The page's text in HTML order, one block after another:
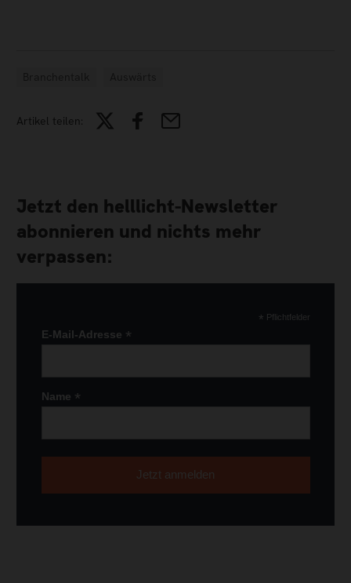
Artikel teilen:
Jetzt den helllicht-Newsletter
abonnieren und nichts mehr
verpassen:
* Pflichtfelder
E-Mail-Adresse *
Name *